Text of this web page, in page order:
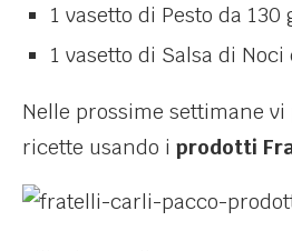
1 vasetto di Pesto da 130
1 vasetto di Salsa di Noci
Nelle prossime settimane
ricette usando i prodotti